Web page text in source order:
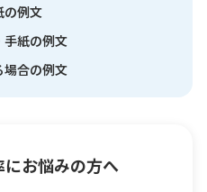
例文
紙の例文
合の例文
にお悩みの方へ